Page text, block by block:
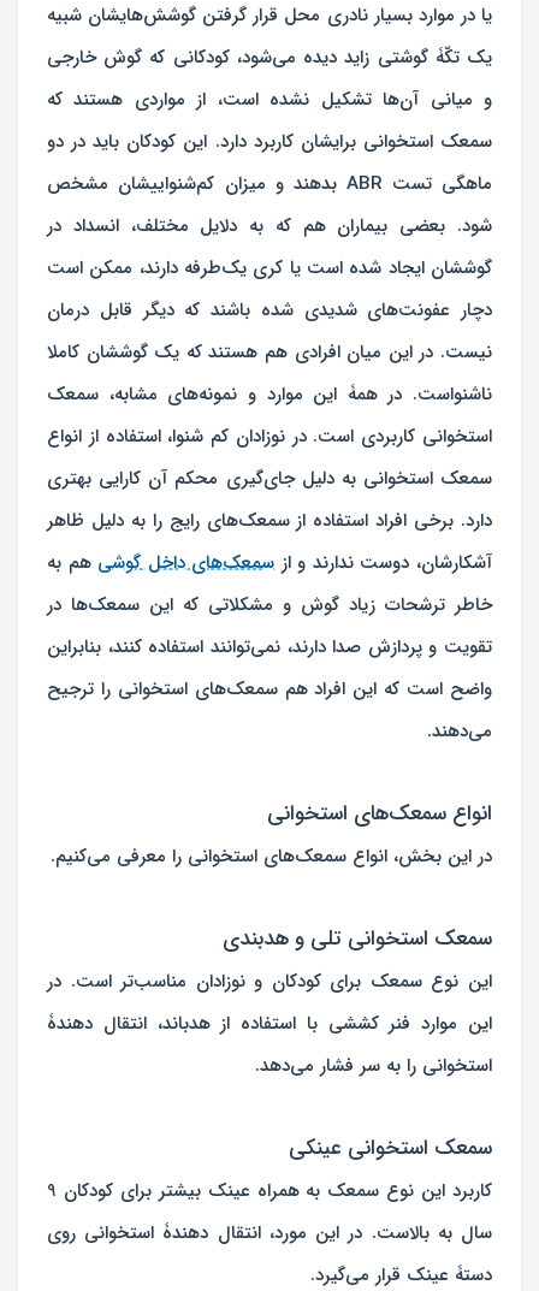
یا در موارد بسیار نادری محل قرار گرفتن گوشش‌هایشان شبیه
یک تکّۀ گوشتی زاید دیده می‌شود، کودکانی که گوش خارجی
و میانی آن‌ها تشکیل نشده است، از مواردی هستند که
سمعک استخوانی برایشان کاربرد دارد. این کودکان باید در دو
ماهگی تست ABR بدهند و میزان کم‌شنواییشان مشخص
شود. بعضی بیماران هم که به دلایل مختلف، انسداد در
گوششان ایجاد شده است یا کری یک‌طرفه دارند، ممکن است
دچار عفونت‌های شدیدی شده باشند که دیگر قابل درمان
نیست. در این میان افرادی هم هستند که یک گوششان کاملا
ناشنواست. در همۀ این موارد و نمونه‌های مشابه، سمعک
استخوانی کاربردی است. در نوزادان کم شنوا، استفاده از انواع
سمعک استخوانی به دلیل جای‌گیری محکم آن کارایی بهتری
دارد. برخی افراد استفاده از سمعک‌های رایج را به دلیل ظاهر
آشکارشان، دوست ندارند و از سمعک‌های داخل گوشی هم به
خاطر ترشحات زیاد گوش و مشکلاتی که این سمعک‌ها در
تقویت و پردازش صدا دارند، نمی‌توانند استفاده کنند، بنابراین
واضح است که این افراد هم سمعک‌های استخوانی را ترجیح
می‌دهند.
انواع سمعک‌های استخوانی
در این‌ بخش، انواع سمعک‌های استخوانی را معرفی می‌کنیم.
سمعک استخوانی تلی و هدبندی
این نوع سمعک برای کودکان و نوزادان مناسب‌تر است. در
این موارد فنر کششی با استفاده از هدباند، انتقال دهندۀ
استخوانی را به سر فشار می‌دهد.
سمعک استخوانی عینکی
کاربرد این نوع سمعک به همراه عینک بیشتر برای کودکان 9
سال به بالاست. در این مورد، انتقال دهندۀ استخوانی روی
دستۀ عینک قرار می‌گیرد.